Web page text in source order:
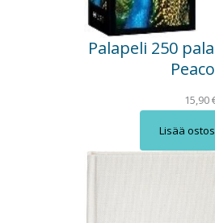
Palapeli 250
15,90
Lisää